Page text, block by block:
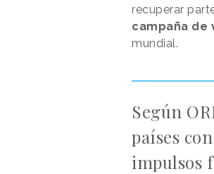
recuperar
campaña de
mundial.
Según
países
impulsos